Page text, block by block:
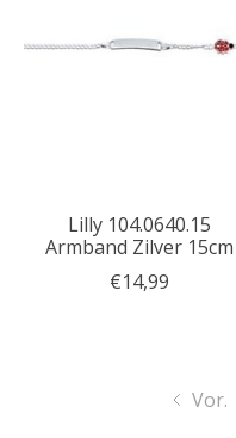
Lilly 104.0640.15
Armband Zilver 15cm
€14,99
Vor.